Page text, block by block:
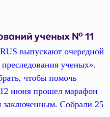
ученых № 11
выпускают очередной
ученых».
чтобы помочь
июня прошел марафон
Собрали 25